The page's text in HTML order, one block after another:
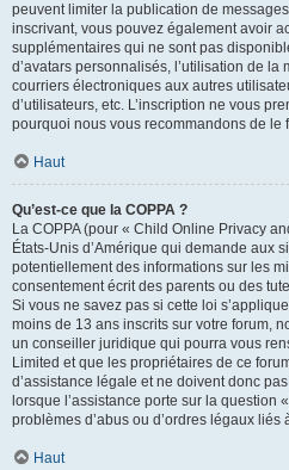
peuvent limiter la publication de
inscrivant, vous pouvez également avoir
supplémentaires qui ne sont pas
d’avatars personnalisés, l’utilisation de la
courriers électroniques aux autres
d’utilisateurs, etc. L’inscription ne vous
pourquoi nous vous recommandons de le
Haut
Qu’est-ce que la COPPA ?
La COPPA (pour « Child Online Privacy
États-Unis d’Amérique qui demande aux
potentiellement des informations sur les
consentement écrit des parents ou des
Si vous ne savez pas si cette loi
moins de 13 ans inscrits sur votre forum,
un conseiller juridique qui pourra vous
Limited et que les propriétaires de ce
d’assistance légale et ne doivent donc
lorsque l’assistance porte sur la question
problèmes d’abus ou d’ordres légaux liés
Haut